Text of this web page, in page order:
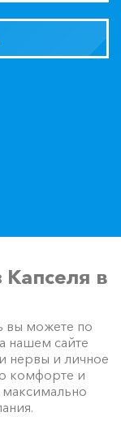
в
вы можете по
нашем сайте
нервы и личное
комфорте и
максимально